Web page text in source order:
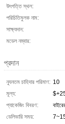
উৎপত্তি স্থল:
পরিচিতিমুলক নাম:
সাক্ষ্যদান:
মডেল নম্বার:
প্রদান
ন্যূনতম চাহিদার পরিমাণ: 10
মূল্য:
প্যাকেজিং বিবরণ:
ডেলিভারি সময়: